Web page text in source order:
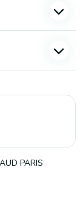
PARIS